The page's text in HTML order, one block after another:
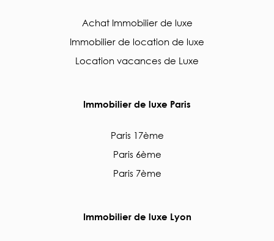
Achat Immobilier de luxe
Immobilier de location de luxe
Location vacances de Luxe
Immobilier de luxe Paris
Paris 17ème
Paris 6ème
Paris 7ème
Immobilier de luxe Lyon